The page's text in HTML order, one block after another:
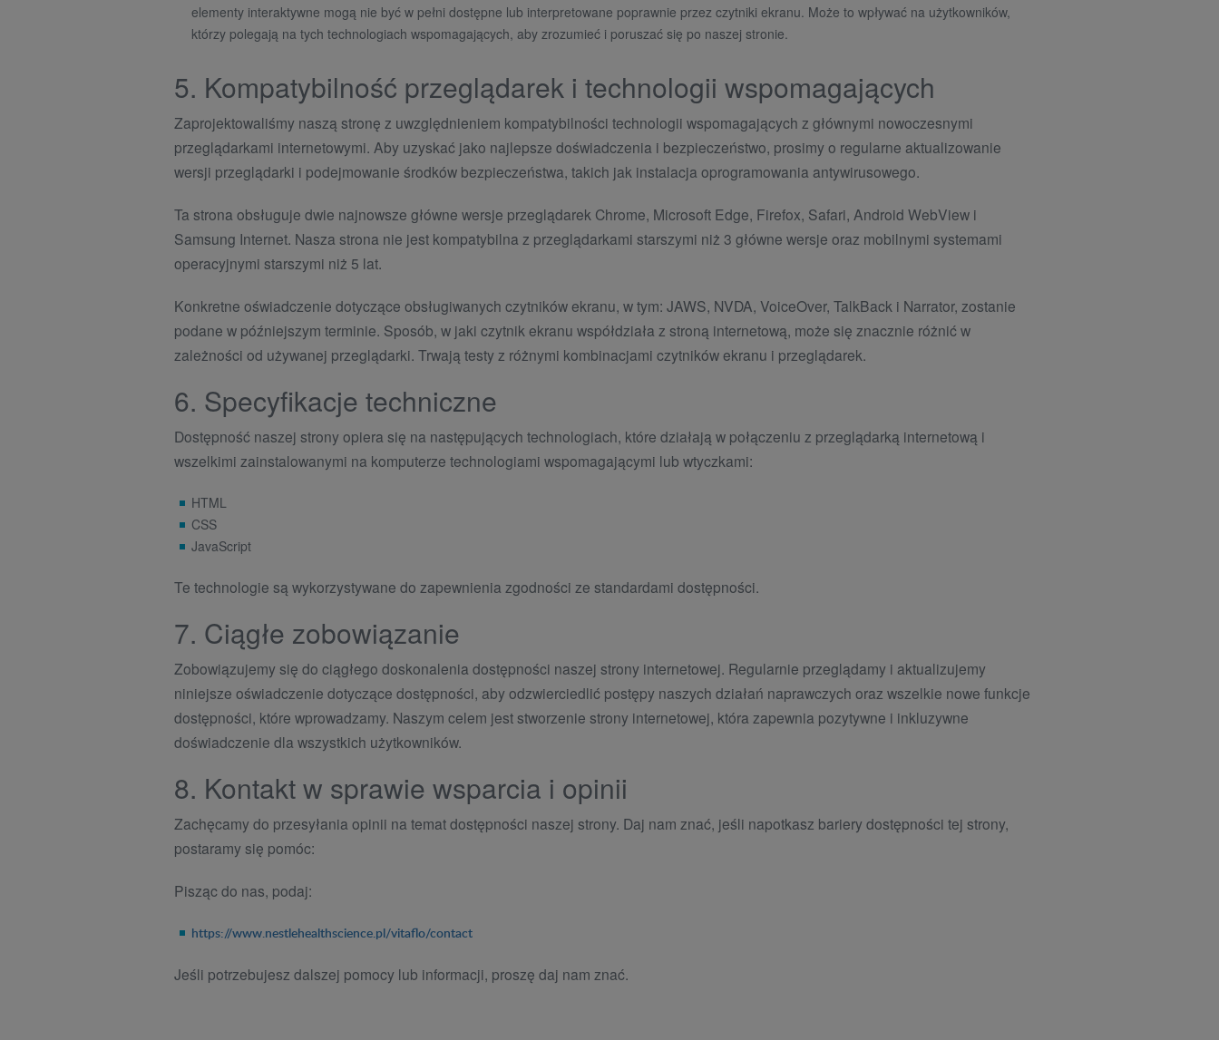
elementy interaktywne mogą nie być w pełni dostępne lub interpretowane poprawnie przez czytniki ekranu. Może to wpływać na użytkowników,
którzy polegają na tych technologiach wspomagających, aby zrozumieć i poruszać się po naszej stronie.
5. Kompatybilność przeglądarek i technologii wspomagających
Zaprojektowaliśmy naszą stronę z uwzględnieniem kompatybilności technologii wspomagających z głównymi nowoczesnymi
przeglądarkami internetowymi. Aby uzyskać jako najlepsze doświadczenia i bezpieczeństwo, prosimy o regularne aktualizowanie
wersji przeglądarki i podejmowanie środków bezpieczeństwa, takich jak instalacja oprogramowania antywirusowego.
Ta strona obsługuje dwie najnowsze główne wersje przeglądarek Chrome, Microsoft Edge, Firefox, Safari, Android WebView i
Samsung Internet. Nasza strona nie jest kompatybilna z przeglądarkami starszymi niż 3 główne wersje oraz mobilnymi systemami
operacyjnymi starszymi niż 5 lat.
Konkretne oświadczenie dotyczące obsługiwanych czytników ekranu, w tym: JAWS, NVDA, VoiceOver, TalkBack i Narrator, zostanie
podane w późniejszym terminie. Sposób, w jaki czytnik ekranu współdziała z stroną internetową, może się znacznie różnić w
zależności od używanej przeglądarki. Trwają testy z różnymi kombinacjami czytników ekranu i przeglądarek.
6. Specyfikacje techniczne
Dostępność naszej strony opiera się na następujących technologiach, które działają w połączeniu z przeglądarką internetową i
wszelkimi zainstalowanymi na komputerze technologiami wspomagającymi lub wtyczkami:
HTML
CSS
JavaScript
Te technologie są wykorzystywane do zapewnienia zgodności ze standardami dostępności.
7. Ciągłe zobowiązanie
Zobowiązujemy się do ciągłego doskonalenia dostępności naszej strony internetowej. Regularnie przeglądamy i aktualizujemy
niniejsze oświadczenie dotyczące dostępności, aby odzwierciedlić postępy naszych działań naprawczych oraz wszelkie nowe funkcje
dostępności, które wprowadzamy. Naszym celem jest stworzenie strony internetowej, która zapewnia pozytywne i inkluzywne
doświadczenie dla wszystkich użytkowników.
8. Kontakt w sprawie wsparcia i opinii
Zachęcamy do przesyłania opinii na temat dostępności naszej strony. Daj nam znać, jeśli napotkasz bariery dostępności tej strony,
postaramy się pomóc:
Pisząc do nas, podaj:
https://www.nestlehealthscience.pl/vitaflo/contact
Jeśli potrzebujesz dalszej pomocy lub informacji, proszę daj nam znać.